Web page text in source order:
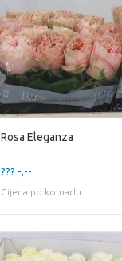
Rosa Eleganza
??? -,--
Cijena po komadu